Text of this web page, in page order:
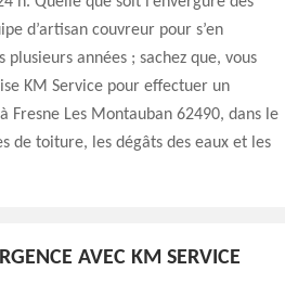
d’artisan couvreur pour s’en
années ; sachez que, vous
KM Service pour effectuer un
Les Montauban 62490, dans le
de toiture, les dégâts des eaux et les
AVEC KM SERVICE